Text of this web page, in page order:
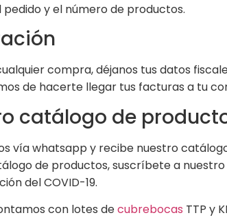
y el número de productos.
compra, déjanos tus datos
de hacerte llegar tus facturas a tu
catálogo de
vía whatsapp y recibe nuestro
de productos, suscríbete a
del COVID-19.
con lotes decubrebocas TTP y